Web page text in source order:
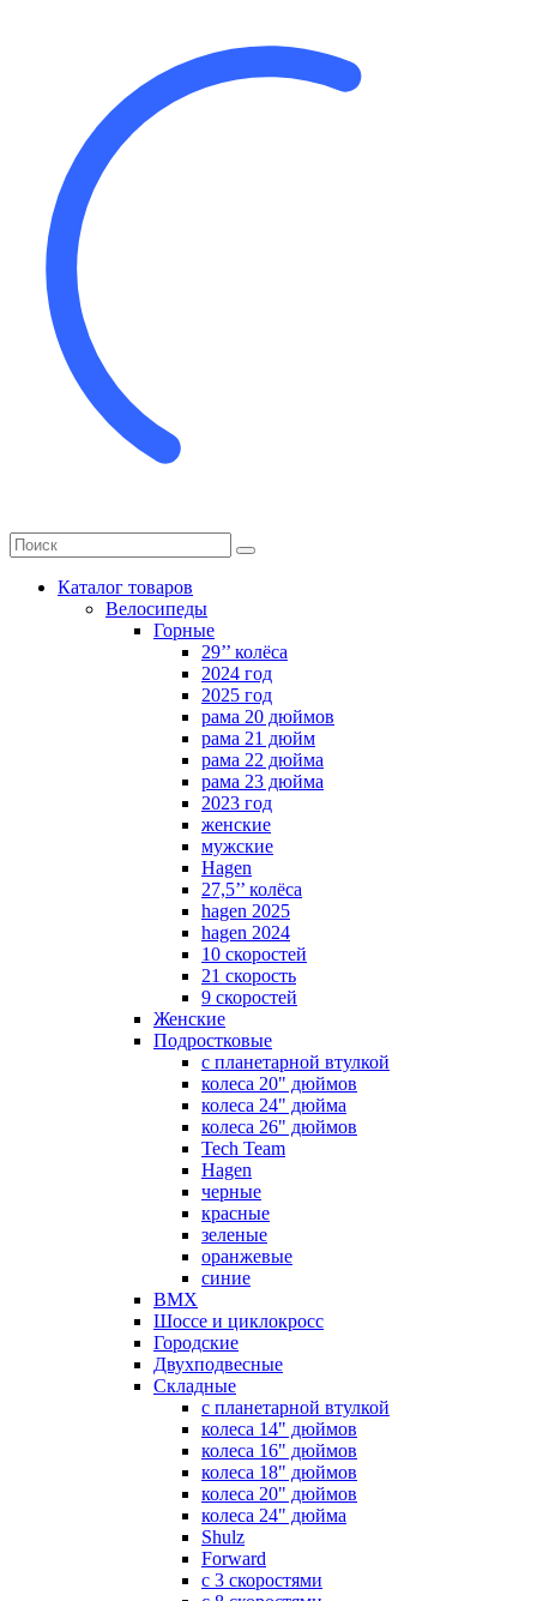
Каталог товаров
Велосипеды
Горные
29’’ колёса
2024 год
2025 год
рама 20 дюймов
рама 21 дюйм
рама 22 дюйма
рама 23 дюйма
2023 год
женские
мужские
Hagen
27,5’’ колёса
hagen 2025
hagen 2024
10 скоростей
21 скорость
9 скоростей
Женские
Подростковые
с планетарной втулкой
колеса 20" дюймов
колеса 24" дюйма
колеса 26" дюймов
Tech Team
Hagen
черные
красные
зеленые
оранжевые
синие
BMX
Шоссе и циклокросс
Городские
Двухподвесные
Складные
с планетарной втулкой
колеса 14" дюймов
колеса 16" дюймов
колеса 18" дюймов
колеса 20" дюймов
колеса 24" дюйма
Shulz
Forward
с 3 скоростями